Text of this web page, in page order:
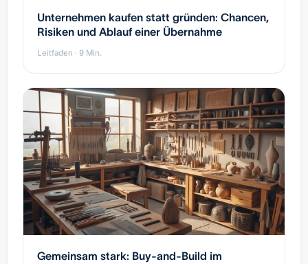
Unternehmen kaufen statt gründen: Chancen,
Risiken und Ablauf einer Übernahme
Leitfaden · 9 Min.
Gemeinsam stark: Buy-and-Build im